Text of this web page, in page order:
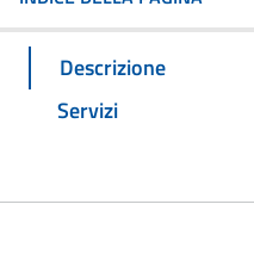
Descrizione
Servizi